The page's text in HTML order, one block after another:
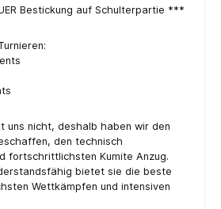
Bestickung auf Schulterpartie ***
uns nicht, deshalb haben wir den
den technisch
fortschrittlichsten Kumite Anzug.
bietet sie die beste
Wettkämpfen und intensiven